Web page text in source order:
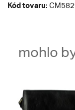
Kód tovaru:
mohlo